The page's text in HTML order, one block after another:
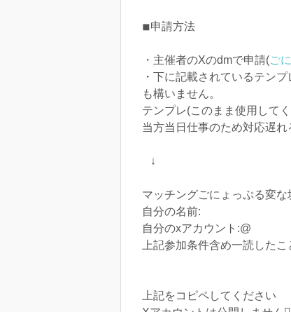
◾︎申請方法
・主催者のXのdmで申請(ご
・下に記載されているテン
も構いません。
テンプレ(このまま使用して
当方当日仕事のため対応遅れ
↓
マッチングごにょっぷる変
自分の名前:
自分のxアカウント:@
上記参加条件含め一読した
上記をコピペしてください